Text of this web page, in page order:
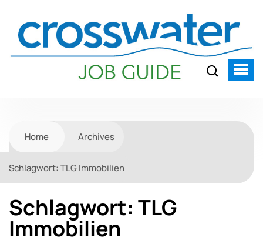
Home Archives
Schlagwort: TLG Immobilien
Schlagwort: TLG
Immobilien